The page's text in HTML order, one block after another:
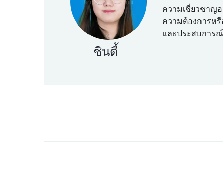
ซินดี้
ความเชี่ยวชาญ
ความต้องการห
และประสบการ